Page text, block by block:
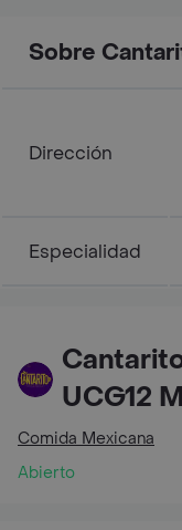
Sobre
Dirección
Especialidad
UCG12
Comida Mexicana
Abierto